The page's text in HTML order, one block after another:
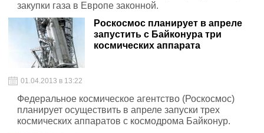
закупки газа в Европе законной.
Роскосмос планирует в апреле
запустить с Байконура три
космических аппарата
01.04.2013 в 13:22
Федеральное космическое агентство (Роскосмос)
планирует осуществить в апреле запуски трех
космических аппаратов с космодрома Байконур.